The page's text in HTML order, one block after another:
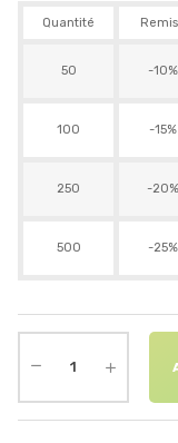
Quantité
50 -10%
100 -15%
250 -20%
500 -25%